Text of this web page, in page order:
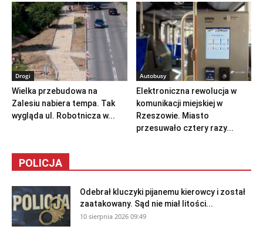
Drogi
Wielka przebudowa na
Zalesiu nabiera tempa. Tak
wygląda ul. Robotnicza w...
Autobusy
Elektroniczna rewolucja w
komunikacji miejskiej w
Rzeszowie. Miasto
przesuwało cztery razy...
POLICJA
Odebrał kluczyki pijanemu kierowcy i został
zaatakowany. Sąd nie miał litości...
10 sierpnia 2026 09:49